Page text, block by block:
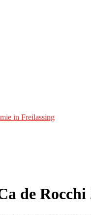
in Freilassing
de